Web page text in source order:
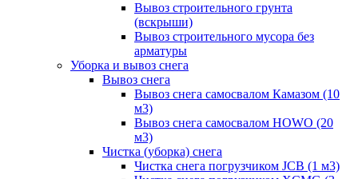
Вывоз строительного грунта
(вскрыши)
Вывоз строительного мусора без
арматуры
Уборка и вывоз снега
Вывоз снега
Вывоз снега самосвалом Камазом (10
м3)
Вывоз снега самосвалом HOWO (20
м3)
Чистка (уборка) снега
Чистка снега погрузчиком JCB (1 м3)